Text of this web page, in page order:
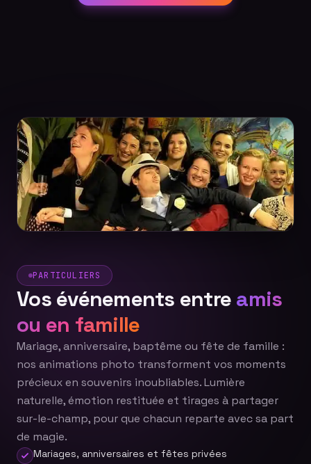
PARTICULIERS
Vos événements entre amis
ou en famille
Mariage, anniversaire, baptême ou fête de famille :
nos animations photo transforment vos moments
précieux en souvenirs inoubliables. Lumière
naturelle, émotion restituée et tirages à partager
sur-le-champ, pour que chacun reparte avec sa part
de magie.
Mariages, anniversaires et fêtes privées